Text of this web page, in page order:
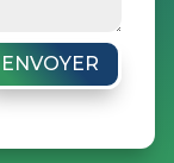
ENVOYER